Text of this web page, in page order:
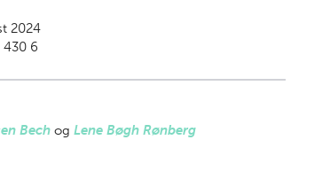
2024
430 6
Bechog Lene Bøgh Rønberg